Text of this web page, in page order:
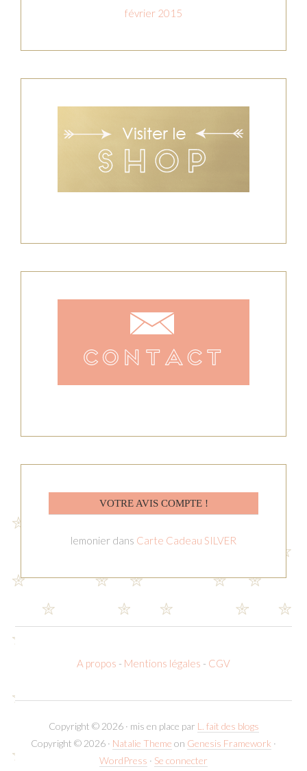
février 2015
VOTRE AVIS COMPTE !
lemonier dans Carte Cadeau SILVER
A propos - Mentions légales - CGV
Copyright © 2026 · mis en place par L. fait des blogs
Copyright © 2026 · Natalie Theme on Genesis Framework ·
WordPress · Se connecter